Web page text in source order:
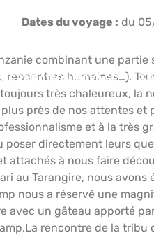
VOYAGE
Dates du voyage : du
combinant une
humaines…).
très chaleureux,
près de nos attentes
et à la très
directement leurs
à nous faire
au Tarangire, nous
nous a réservé une
un gâteau apporté
rencontre de la